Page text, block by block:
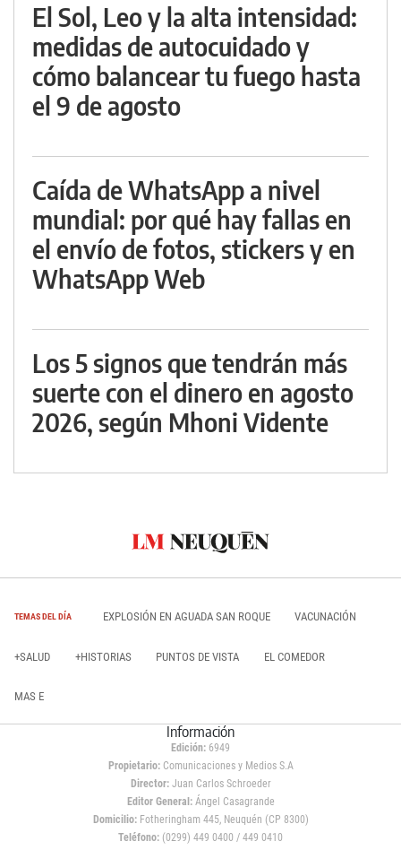
El Sol, Leo y la alta intensidad:
medidas de autocuidado y
cómo balancear tu fuego hasta
el 9 de agosto
Caída de WhatsApp a nivel
mundial: por qué hay fallas en
el envío de fotos, stickers y en
WhatsApp Web
Los 5 signos que tendrán más
suerte con el dinero en agosto
2026, según Mhoni Vidente
TEMAS DEL DÍA EXPLOSIÓN EN AGUADA SAN ROQUE VACUNACIÓN
+SALUD +HISTORIAS PUNTOS DE VISTA EL COMEDOR
MAS E
Información
Edición: 6949
Propietario:Comunicaciones y Medios S.A
Director: Juan Carlos Schroeder
Editor General:Ángel Casagrande
Domicilio:Fotheringham 445, Neuquén (CP 8300)
Teléfono: (0299) 449 0400 / 449 0410